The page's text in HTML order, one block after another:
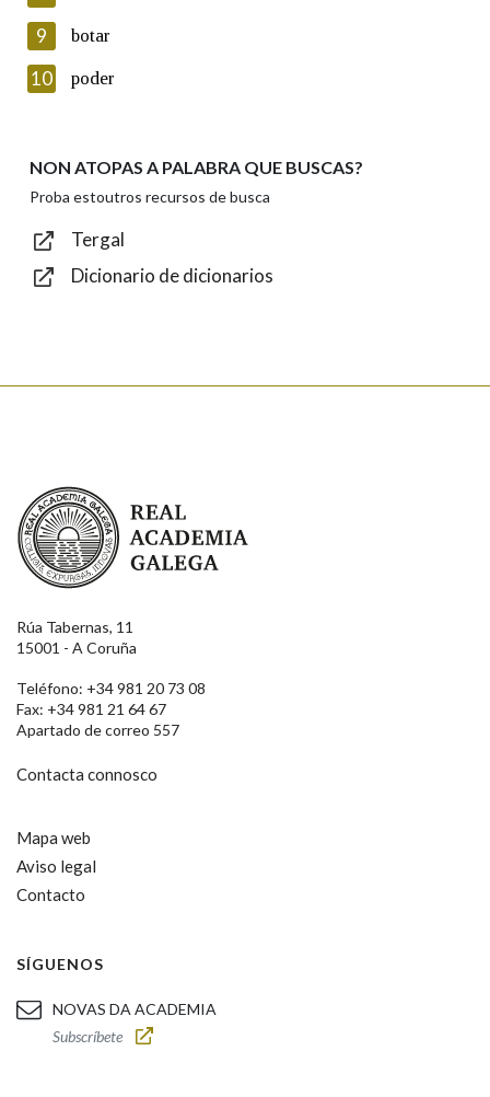
Introduce o código que aparece na imaxe:
Texto de verificación
9 botar
10 poder
NON ATOPAS A PALABRA QUE BUSCAS?
Proba estoutros recursos de busca
Tergal
Dicionario de dicionarios
Real Academia Galega
Rúa Tabernas, 11
15001 - A Coruña
Teléfono: +34 981 20 73 08
Fax: +34 981 21 64 67
Apartado de correo 557
Contacta connosco
Mapa web
Aviso legal
Contacto
SÍGUENOS
NOVAS DA ACADEMIA
Subscríbete